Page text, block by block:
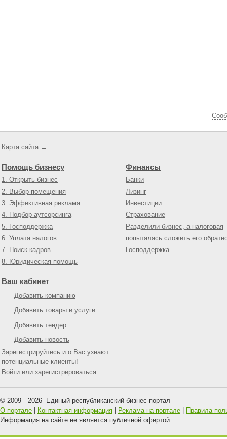
Карта сайта →
Помощь бизнесу
1. Открыть бизнес
2. Выбор помещения
3. Эффективная реклама
4. Подбор аутсорсинга
5. Господдержка
6. Уплата налогов
7. Поиск кадров
8. Юридическая помощь
Финансы
Банки
Лизинг
Инвестиции
Страхование
Разделили бизнес, а налоговая
попыталась сложить его
Господдержка
Ваш кабинет
Добавить компанию
Добавить товары и услуги
Добавить тендер
Добавить новость
Зарегистрируйтесь и о Вас узнают
потенциальные клиенты!
Войти или зарегистрироваться
© 2009—2026 Единый республиканский бизнес-портал
О портале
Контактная информация Реклама на портале
Правила
Информация на сайте не является публичной офертой